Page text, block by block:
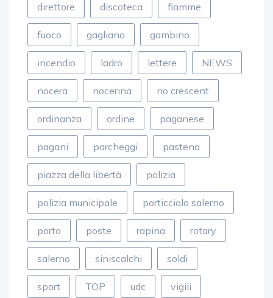
direttore discoteca fiamme
fuoco gagliano gambino
incendio ladro lettere NEWS
nocera nocerina no crescent
ordinanza ordine paganese
pagani parcheggi pastena
piazza della libertà polizia
polizia municipale porticciolo salerno
porto poste rapina rotary
salerno siniscalchi soldi
sport TOP udc vigili